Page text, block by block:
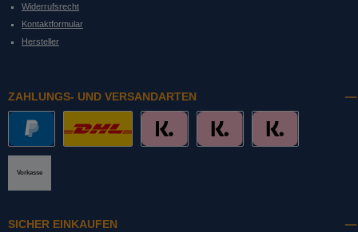
Widerrufsrecht
Kontaktformular
Hersteller
ZAHLUNGS- UND VERSANDARTEN
Vorkasse
SICHER EINKAUFEN